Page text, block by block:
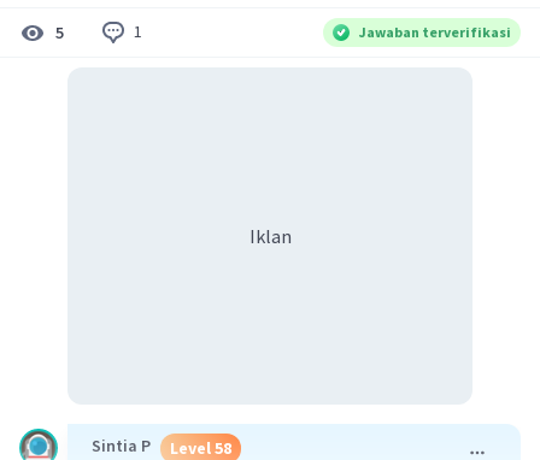
5 1 Jawaban terverifikasi
Iklan
Sintia P Level 58